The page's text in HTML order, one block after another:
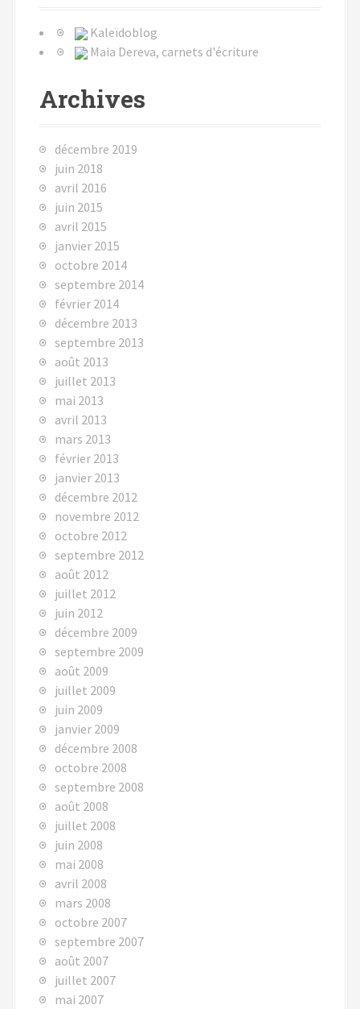
Kaleïdoblog
Maia Dereva, carnets d'écriture
Archives
décembre 2019
juin 2018
avril 2016
juin 2015
avril 2015
janvier 2015
octobre 2014
septembre 2014
février 2014
décembre 2013
septembre 2013
août 2013
juillet 2013
mai 2013
avril 2013
mars 2013
février 2013
janvier 2013
décembre 2012
novembre 2012
octobre 2012
septembre 2012
août 2012
juillet 2012
juin 2012
décembre 2009
septembre 2009
août 2009
juillet 2009
juin 2009
janvier 2009
décembre 2008
octobre 2008
septembre 2008
août 2008
juillet 2008
juin 2008
mai 2008
avril 2008
mars 2008
octobre 2007
septembre 2007
août 2007
juillet 2007
mai 2007